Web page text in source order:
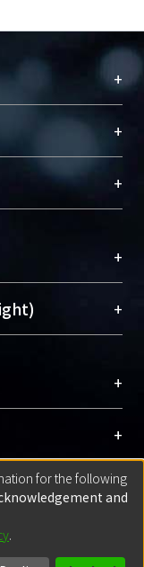
+
珍藏及向國際
，圖書館整合
不同功能平
。期能整合研
researcher
integrates the
“Academic
+
+
+
取用性的社會運
著作公開供使
提升研究影響
）
+
，或由第三方贊
有者及第三方同
is your
the right to
使用
出版單位之版權
+
+
號登入
+
匯入
for the following
and
.